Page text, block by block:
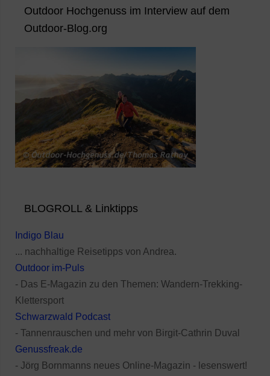
Outdoor Hochgenuss im Interview auf dem
Outdoor-Blog.org
BLOGROLL & Linktipps
Indigo Blau
... nachhaltige Reisetipps von Andrea.
Outdoor im-Puls
- Das E-Magazin zu den Themen: Wandern-Trekking-
Klettersport
Schwarzwald Podcast
- Tannenrauschen und mehr von Birgit-Cathrin Duval
Genussfreak.de
- Jörg Bornmanns neues Online-Magazin - lesenswert!